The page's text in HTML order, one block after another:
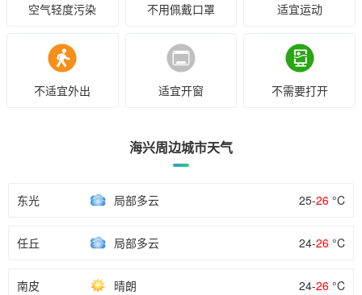
空气轻度污染 不用佩戴口罩 适宜运动
不适宜外出 适宜开窗 不需要打开
海兴周边城市天气
东光 局部多云 25-26 °C
任丘 局部多云 24-26 °C
南皮 晴朗 24-26 °C